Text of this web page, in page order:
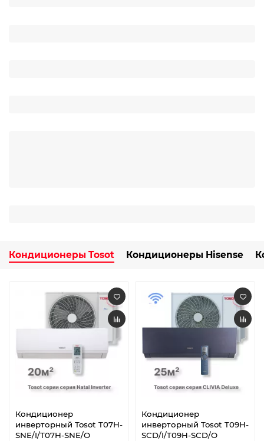
Кондиционеры Tosot Кондиционеры Hisense
Кондиционер
инверторный Tosot T07H-
SNE/I/T07H-SNE/O
Кондиционер
инверторный Tosot T09H-
SCD/I/T09H-SCD/O